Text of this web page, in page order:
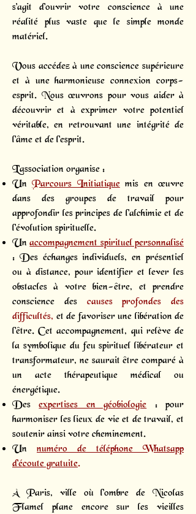
s'agit d'ouvrir votre conscience à une
réalité plus vaste que le simple monde
matériel.
Vous accédez à une conscience supérieure
et à une harmonieuse connexion corps-
esprit. Nous œuvrons pour vous aider à
découvrir et à exprimer votre potentiel
véritable, en retrouvant une intégrité de
l'âme et de l'esprit.
L’association organise :
UnParcours Initiatique mis en œuvre
dans des groupes de travail pour
approfondir les principes de l'alchimie et de
l'évolution spirituelle.
Unaccompagnement spirituel personnalisé
: Des échanges individuels, en présentiel
ou à distance, pour identifier et lever les
obstacles à votre bien-être, et prendre
conscience des
causes profondes des
difficultés, et de favoriser une libération de
l'être. Cet accompagnement, qui relève de
la symbolique du feu spirituel libérateur et
transformateur, ne saurait être comparé à
un acte thérapeutique médical ou
énergétique.
Desexpertises en géobiologie: pour
harmoniser les lieux de vie et de travail, et
soutenir ainsi votre cheminement.
Un numéro de téléphone Whatsapp
d’écoute gratuite.
À Paris, ville où l’ombre de Nicolas
Flamel plane encore sur les vieilles